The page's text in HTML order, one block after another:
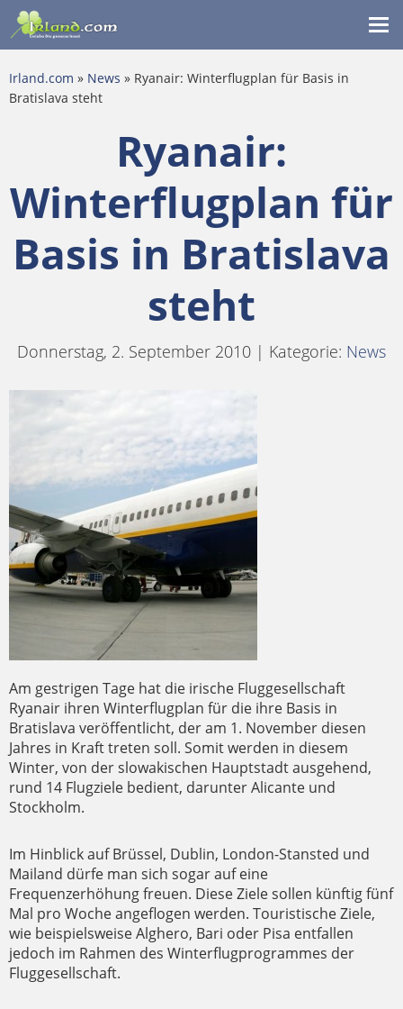
Irland.com » News » Ryanair: Winterflugplan für Basis in
Bratislava steht
Ryanair:
Winterflugplan für
Basis in Bratislava
steht
Donnerstag, 2. September 2010 | Kategorie: News
Am gestrigen Tage hat die irische Fluggesellschaft
Ryanair ihren Winterflugplan für die ihre Basis in
Bratislava veröffentlicht, der am 1. November diesen
Jahres in Kraft treten soll. Somit werden in diesem
Winter, von der slowakischen Hauptstadt ausgehend,
rund 14 Flugziele bedient, darunter Alicante und
Stockholm.
Im Hinblick auf Brüssel, Dublin, London-Stansted und
Mailand dürfe man sich sogar auf eine
Frequenzerhöhung freuen. Diese Ziele sollen künftig fünf
Mal pro Woche angeflogen werden. Touristische Ziele,
wie beispielsweise Alghero, Bari oder Pisa entfallen
jedoch im Rahmen des Winterflugprogrammes der
Fluggesellschaft.